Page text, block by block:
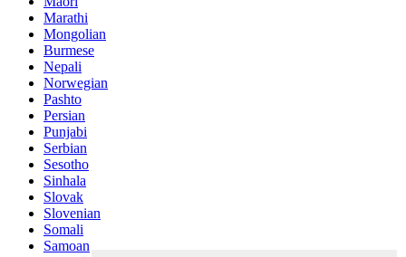
Marathi
Mongolian
Burmese
Nepali
Norwegian
Pashto
Persian
Punjabi
Serbian
Sesotho
Sinhala
Slovak
Slovenian
Somali
Samoan